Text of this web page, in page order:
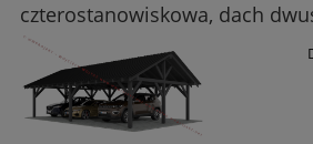
czterostanowiskowa, dach